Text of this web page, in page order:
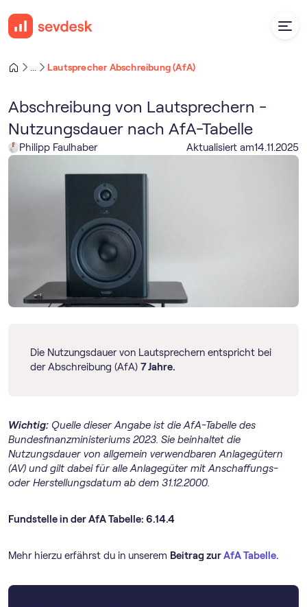
Lautsprecher Abschreibung (AfA)
Abschreibung von Lautsprechern -
Nutzungsdauer nach AfA-Tabelle
Philipp Faulhaber Aktualisiert am14.11.2025
Die Nutzungsdauer von Lautsprechern entspricht bei
der Abschreibung (AfA) 7 Jahre.
Wichtig: Quelle dieser Angabe ist die AfA-Tabelle des
Bundesfinanzministeriums 2023. Sie beinhaltet die
Nutzungsdauer von allgemein verwendbaren Anlagegütern
(AV) und gilt dabei für alle Anlagegüter mit Anschaffungs-
oder Herstellungsdatum ab dem 31.12.2000.
Fundstelle in der AfA Tabelle: 6.14.4
Mehr hierzu erfährst du in unserem Beitrag zurAfA Tabelle.